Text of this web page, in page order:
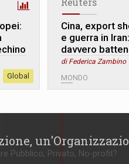
Global
Cina, export
e guerra in
davvero
di Federica Zambino
MONDO
Pubblico, Privato, No-profit?